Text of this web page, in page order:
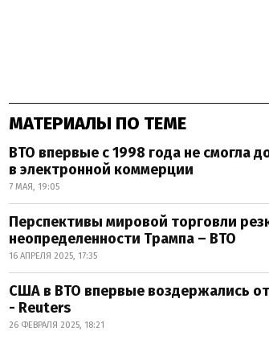
МАТЕРИАЛЫ ПО ТЕМЕ
ВТО впервые с 1998 года не смогла
в электронной коммерции
7 МАЯ, 19:05
Перспективы мировой торговли
неопределенности Трампа – ВТО
16 АПРЕЛЯ 2025, 17:35
США в ВТО впервые воздержались
- Reuters
26 ФЕВРАЛЯ 2025, 18:21